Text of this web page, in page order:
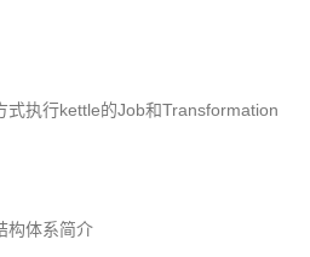
式执行kettle的Job和Transformation
构体系简介